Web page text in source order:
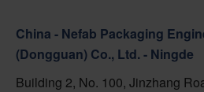
China - Nefab Packaging
(Dongguan) Co., Ltd. - Ningde
Building 2, No. 100, Jinzhang